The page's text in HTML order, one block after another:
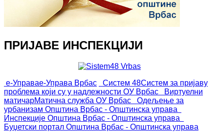
ПРИЈАВЕ ИНСПЕКЦИЈИ
е-Управае-Управа Врбас Систем 48Систем за пријаву
проблема који су у надлежности ОУ Врбас
Виртуелни
матичарМатична служба ОУ Врбас
Одељење за
урбанизам Општина Врбас - Општинска управа
Инспекције Општина Врбас - Општинска управа
Буџетски портал Општина Врбас - Општинска управа